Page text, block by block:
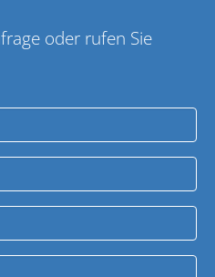
oder rufen Sie